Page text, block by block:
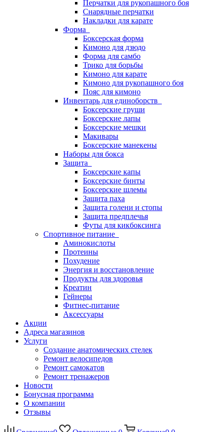
Перчатки для рукопашного боя
Снарядные перчатки
Накладки для карате
Форма
Боксерская форма
Кимоно для дзюдо
Форма для самбо
Трико для борьбы
Кимоно для карате
Кимоно для рукопашного боя
Пояс для кимоно
Инвентарь для единоборств
Боксерские груши
Боксерские лапы
Боксерские мешки
Макивары
Боксерские манекены
Наборы для бокса
Защита
Боксерские капы
Боксерские бинты
Боксерские шлемы
Защита паха
Защита голени и стопы
Защита предплечья
Футы для кикбоксинга
Спортивное питание
Аминокислоты
Протеины
Похудение
Энергия и восстановление
Продукты для здоровья
Креатин
Гейнеры
Фитнес-питание
Аксессуары
Акции
Адреса магазинов
Услуги
Создание анатомических стелек
Ремонт велосипедов
Ремонт самокатов
Ремонт тренажеров
Новости
Бонусная программа
О компании
Отзывы